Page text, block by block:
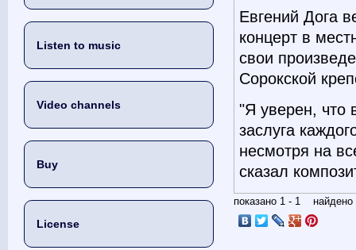
Listen to music
Video channels
Buy
License
Евгений Дога
концерт в
свои
Сорокской
"Я уверен, что
заслуга
несмотря на
сказал
показано 1 - 1 найдено